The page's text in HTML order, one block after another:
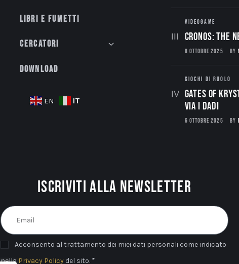
Libri e fumetti
Cercatori
Download
EN IT
VIDEOGAME
CRONOS: THE
8 OTTOBRE 2025 BY
GIOCHI DI RUOLO
Gates of
via i dadi
6 OTTOBRE 2025 BY
Iscriviti alla newsletter
Acconsento al trattamento dei miei dati personali come indicato
nella Privacy Policy del sito. *